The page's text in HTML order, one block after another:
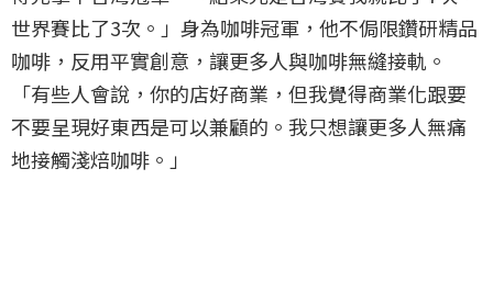
世界賽比了3次。」身為咖啡冠軍，他不侷限鑽研精品
咖啡，反用平實創意，讓更多人與咖啡無縫接軌。
「有些人會說，你的店好商業，但我覺得商業化跟要
不要呈現好東西是可以兼顧的。我只想讓更多人無痛
地接觸淺焙咖啡。」